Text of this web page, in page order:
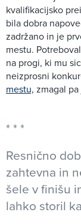
kvalifikacijsko
bila dobra
zadržano in je
mestu.
na progi, ki mu
neizprosni
mestu, zmagal
Resnično
zahtevna in
šele v finišu
lahko storil